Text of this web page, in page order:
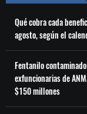
Qué cobra cada
agosto, según el
Fentanilo
exfuncionarias de
$150 millones